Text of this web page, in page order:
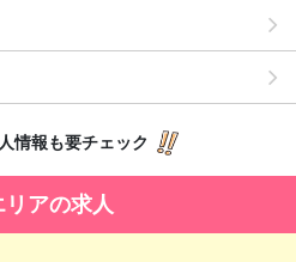
情報も要チェック
リアの求人